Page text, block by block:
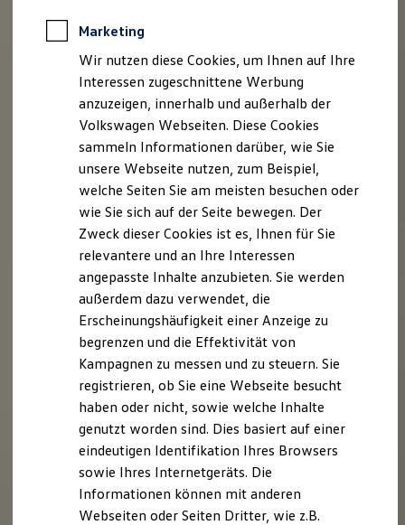
Notdienst und Pannenhilfe
Software, Konnektivität & Apps
California App
VW Connect für Ihren ID. Buzz
VW Connect für Ihren Transporter/Caravelle
VW Connect für Ihren Amarok
VW Connect für andere Modelle
Connect Pro
Fleet Interface Data
Multistop Pathfinder
Übersicht Software Updates
Digitales Bordbuch
Fahrerassistenz- und Sicherheitssysteme
Kontrollleuchten
Batterieverordnung
XTL-Dieselkraftstoff
Ersatzteile und Betriebsflüssigkeiten
Original Zubehör und Lifestyle Produkte
myVolkswagen
myVolkswagen Business
Elektrisch & Autonom
Elektro - & Hybridfahrzeuge
Unser Ansatz
Klimafreundlicher Strom
Reichweite & Ladelösungen
Reichweitensimulator
Ladezeitensimulator
Ladelösungen für Privatkunden
Ladelösungen für Gewerbekunden
Marketing
Wir nutzen diese Cookies, um Ihnen auf Ihre
Interessen zugeschnittene Werbung
anzuzeigen, innerhalb und außerhalb der
Volkswagen Webseiten. Diese Cookies
sammeln Informationen darüber, wie Sie
unsere Webseite nutzen, zum Beispiel,
welche Seiten Sie am meisten besuchen oder
wie Sie sich auf der Seite bewegen. Der
Zweck dieser Cookies ist es, Ihnen für Sie
relevantere und an Ihre Interessen
angepasste Inhalte anzubieten. Sie werden
außerdem dazu verwendet, die
Erscheinungshäufigkeit einer Anzeige zu
begrenzen und die Effektivität von
Kampagnen zu messen und zu steuern. Sie
registrieren, ob Sie eine Webseite besucht
haben oder nicht, sowie welche Inhalte
genutzt worden sind. Dies basiert auf einer
eindeutigen Identifikation Ihres Browsers
sowie Ihres Internetgeräts. Die
Informationen können mit anderen
Webseiten oder Seiten Dritter, wie z.B.